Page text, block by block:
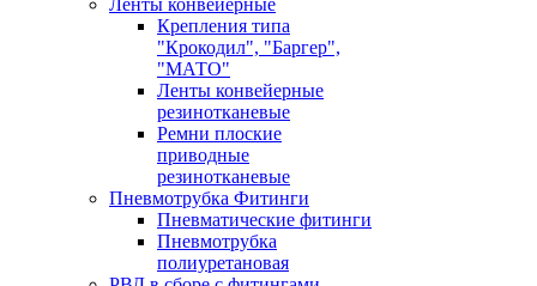
Ленты конвейерные
Крепления типа
"Крокодил", "Баргер",
"МАТО"
Ленты конвейерные
резинотканевые
Ремни плоские
приводные
резинотканевые
Пневмотрубка Фитинги
Пневматические фитинги
Пневмотрубка
полиуретановая